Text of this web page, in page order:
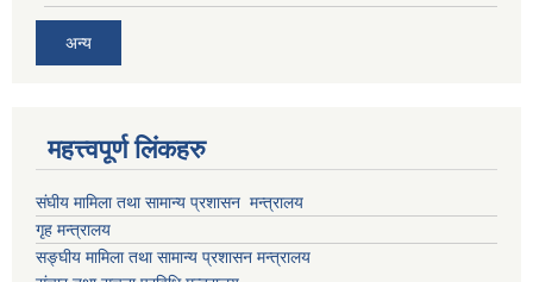
अन्य
महत्त्वपूर्ण लिंकहरु
संघीय मामिला तथा सामान्य प्रशासन मन्त्रालय
गृह मन्त्रालय
सङ्घीय मामिला तथा सामान्य प्रशासन मन्त्रालय